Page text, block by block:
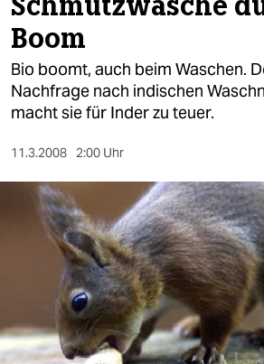
politik
öko
gesellschaft
sport
berlin
wahrheit
verlag
Boom
Bio boomt, auch beim Waschen.
Nachfrage nach indischen
macht sie für Inder zu teuer.
11.3.2008 2:00 Uhr